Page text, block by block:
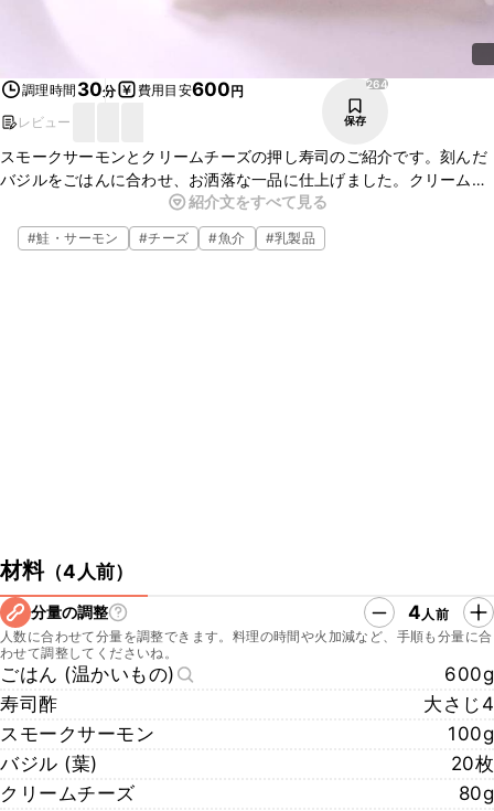
調理時間 30分 費用目安600円
レビュー
264
保存
スモークサーモンとクリームチーズの押し寿司のご紹介です。刻んだ
バジルをごはんに合わせ、お洒落な一品に仕上げました。クリーム
チーズのコクと旨味がアクセントになっています。おもてなしや、
パーティーにおすすめですよ。
紹介文をすべて見る
#鮭・サーモン #チーズ #魚介 #乳製品
材料（4人前）
分量の調整 4人前
人数に合わせて分量を調整できます。料理の時間や火加減など、手順も分量に合
わせて調整してくださいね。
ごはん (温かいもの)
600g
寿司酢
大さじ4
スモークサーモン
100g
バジル (葉)
20枚
クリームチーズ
80g